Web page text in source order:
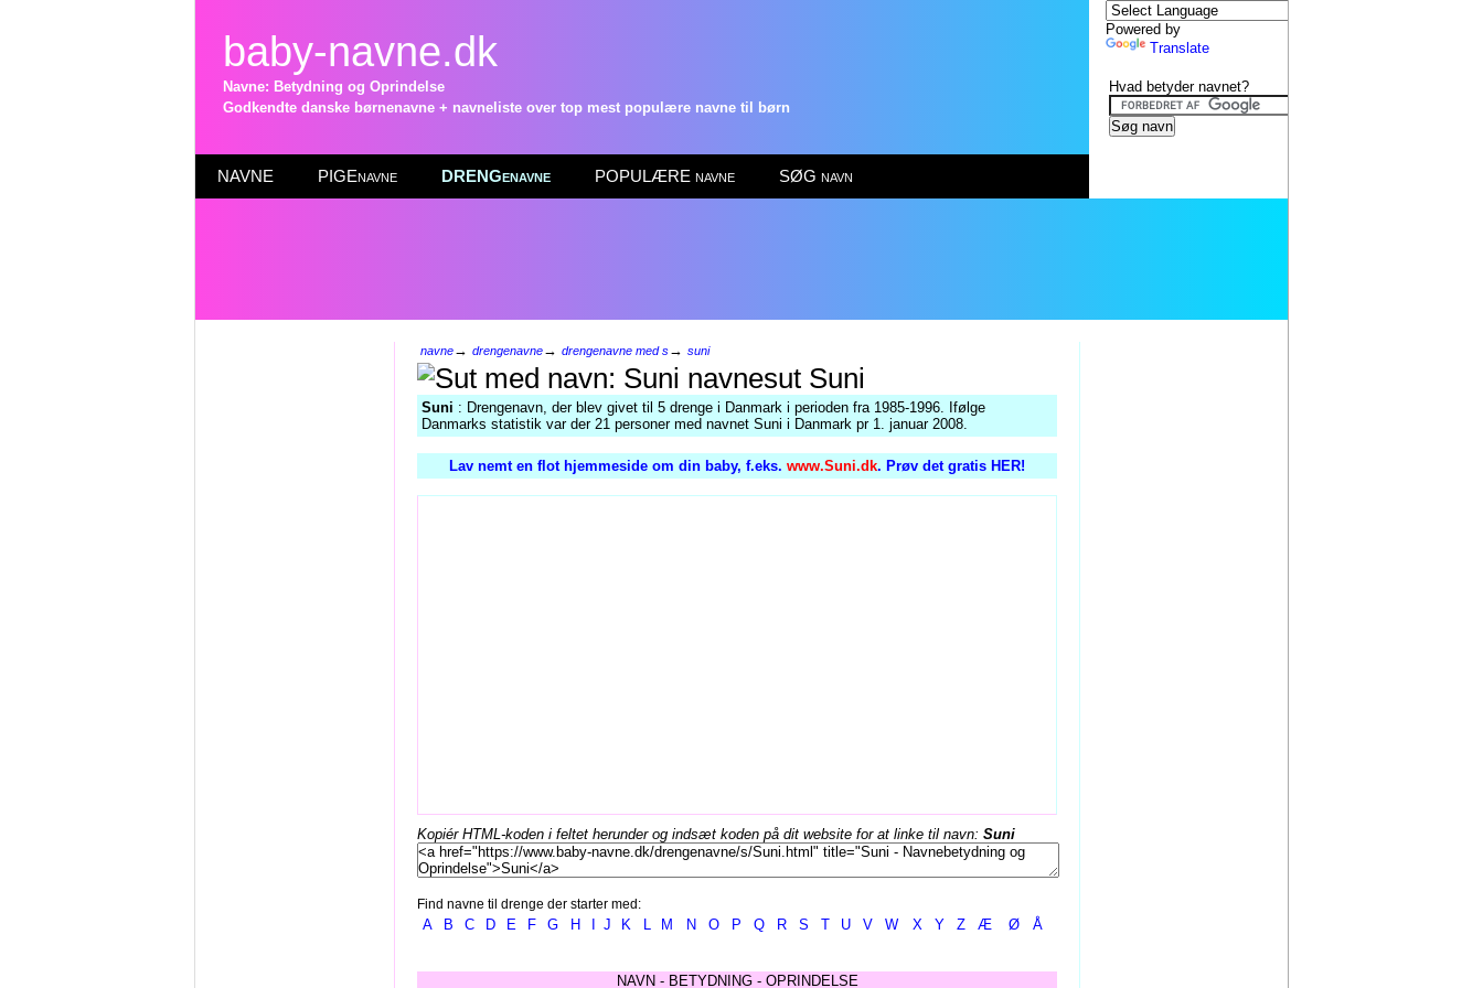
baby-navne.dk
Navne: Betydning og Oprindelse
Godkendte danske børnenavne + navneliste over top mest populære navne til børn
NAVNE PIGEnavne DRENGenavne POPULÆRE navne SØG navn
navne→ drengenavne→ drengenavne med s→ suni
Suni
Suni : Drengenavn, der blev givet til 5 drenge i Danmark i perioden fra 1985-1996. Ifølge
Danmarks statistik var der 21 personer med navnet Suni i Danmark pr 1. januar 2008.
Lav nemt en flot hjemmeside om din baby, f.eks. www.Suni.dk. Prøv det gratis HER!
Kopiér HTML-koden i feltet herunder og indsæt koden på dit website for at linke til navn: Suni
Find navne til drenge der starter med:
A B C D E F G H J K L M N O P Q R S T U V W X Y Z Æ Ø Å
NAVN - BETYDNING - OPRINDELSE
Powered by
Translate
Hvad betyder navnet?